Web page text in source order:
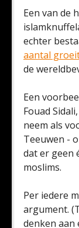
Een van de
echter
aantal
de
Een
Fouad
neem als
Teeuwen -
dat er geen
moslims.
Per iedere
argument.
denken aan